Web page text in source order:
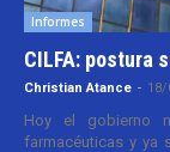
Informes
CILFA: postura
Christian Atance - 18/
Hoy el gobierno
farmacéuticas y ya